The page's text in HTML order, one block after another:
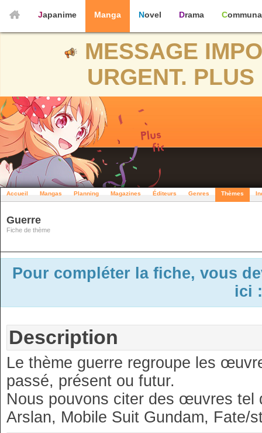
Japanime Manga Novel Drama
MESSAGE
URGENT.
Accueil Mangas Planning Magazines Éditeurs Genres Thèmes
Guerre
Fiche de thème
Pour compléter la fiche, vous
ici
Description
Le thème guerre regroupe les
passé, présent ou futur.
Nous pouvons citer des œuvres tel
Arslan, Mobile Suit Gundam, Fate/